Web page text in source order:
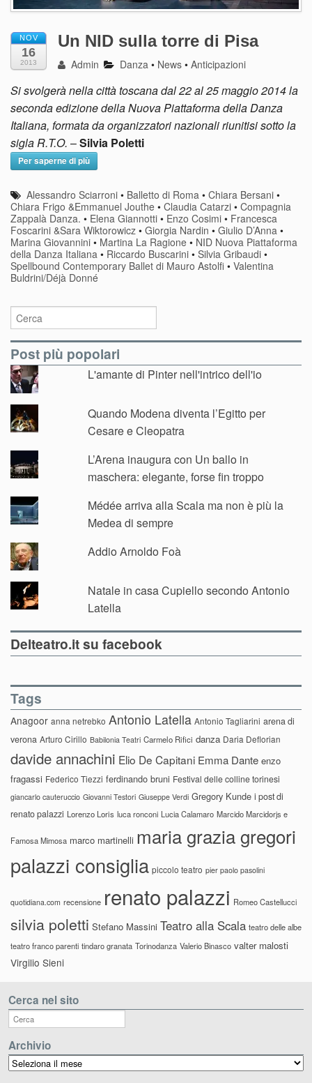
NOV
16
2013
Un NID sulla torre di Pisa
Admin Danza • News •Anticipazioni
Si svolgerà nella città toscana dal 22 al 25 maggio 2014 la
seconda edizione della Nuova Piattaforma della Danza
Italiana, formata da organizzatori nazionali riunitisi sotto la
sigla R.T.O. –Silvia Poletti
Per saperne di più
Alessandro Sciarroni • Balletto di Roma •Chiara Bersani •
Chiara Frigo &Emmanuel Jouthe • Claudia Catarzi • Compagnia
Zappalà Danza. • Elena Giannotti • Enzo Cosimi • Francesca
Foscarini &Sara Wiktorowicz • Giorgia Nardin • Giulio D’Anna •
Marina Giovannini • Martina La Ragione • NID Nuova Piattaforma
della Danza Italiana • Riccardo Buscarini • Silvia Gribaudi •
Spellbound Contemporary Ballet di Mauro Astolfi • Valentina
Buldrini/Déjà Donné
Post più popolari
L'amante di Pinter nell'intrico dell'io
Quando Modena diventa l’Egitto per
Cesare e Cleopatra
L’Arena inaugura con Un ballo in
maschera: elegante, forse fin troppo
Médée arriva alla Scala ma non è più la
Medea di sempre
Addio Arnoldo Foà
Natale in casa Cupiello secondo Antonio
Latella
Delteatro.it su facebook
Tags
Anagoor anna netrebko Antonio Latella Antonio Tagliarini arena di
verona Arturo Cirillo Babilonia Teatri Carmelo Rifici danza Daria Deflorian
davide annachini Elio De Capitani Emma Dante enzo
fragassi Federico Tiezzi ferdinando bruni Festival delle colline torinesi
giancarlo cauteruccio Giovanni Testori Giuseppe Verdi Gregory Kunde i post di
renato palazzi Lorenzo Loris luca ronconi Lucia Calamaro Marcido Marcidorjs e
Famosa Mimosa marco martinelli maria grazia gregori
palazzi consiglia piccolo teatro pier paolo pasolini
quotidiana.com recensione renato palazzi Romeo Castellucci
silvia poletti Stefano Massini Teatro alla Scala teatro delle albe
teatro franco parenti tindaro granata Torinodanza Valerio Binasco valter malosti
Virgilio Sieni
Cerca nel sito
Archivio
Archivio